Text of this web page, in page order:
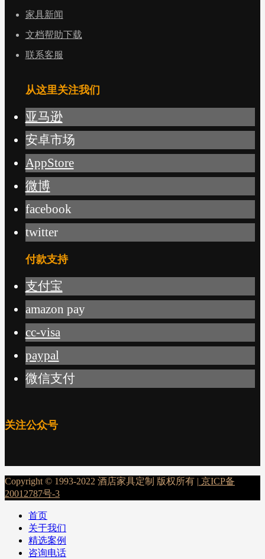
家具新闻
文档帮助下载
联系客服
从这里关注我们
亚马逊
安卓市场
AppStore
微博
facebook
twitter
付款支持
支付宝
amazon pay
cc-visa
paypal
微信支付
关注公众号
Copyright © 1993-2022 酒店家具定制 版权所有 | 京ICP备
20012787号-3
首页
关于我们
精选案例
咨询电话